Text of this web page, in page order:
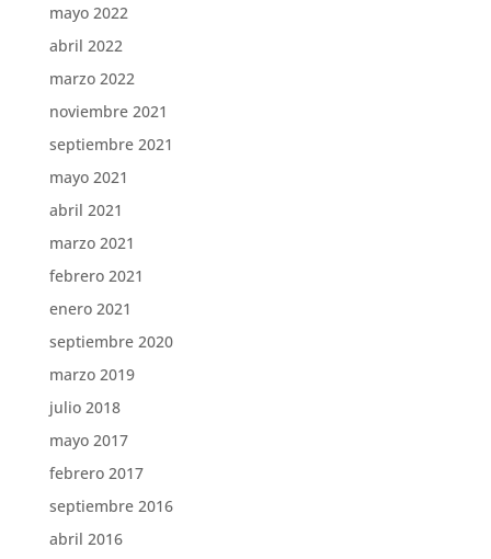
mayo 2022
abril 2022
marzo 2022
noviembre 2021
septiembre 2021
mayo 2021
abril 2021
marzo 2021
febrero 2021
enero 2021
septiembre 2020
marzo 2019
julio 2018
mayo 2017
febrero 2017
septiembre 2016
abril 2016